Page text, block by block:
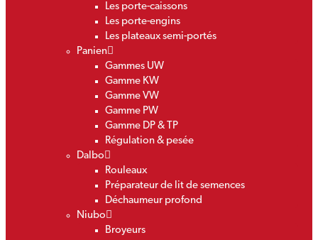
Les porte-caissons
Les porte-engins
Les plateaux semi-portés
Panien
Gammes UW
Gamme KW
Gamme VW
Gamme PW
Gamme DP & TP
Régulation & pesée
Dalbo
Rouleaux
Préparateur de lit de semences
Déchaumeur profond
Niubo
Broyeurs